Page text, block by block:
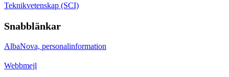
Teknikvetenskap (SCI)
Snabblänkar
AlbaNova, personalinformation
Webbmejl